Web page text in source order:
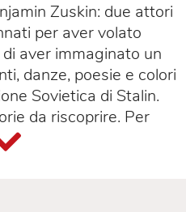
Zuskin: due attori
per aver volato
aver immaginato un
danze, poesie e colori
Sovietica di Stalin.
da riscoprire. Per
di Chagall e i